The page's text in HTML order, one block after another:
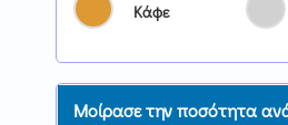
Κάφε
Μοίρασε την ποσότητα